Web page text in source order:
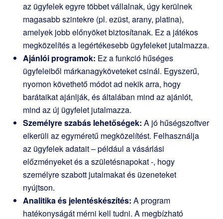
az ügyfelek egyre többet vállalnak, úgy kerülnek
magasabb szintekre (pl. ezüst, arany, platina),
amelyek jobb előnyöket biztosítanak. Ez a játékos
megközelítés a legértékesebb ügyfeleket jutalmazza.
Ajánlói programok: Ez a funkció hűséges
ügyfeleiből márkanagyköveteket csinál. Egyszerű,
nyomon követhető módot ad nekik arra, hogy
barátaikat ajánlják, és általában mind az ajánlót,
mind az új ügyfelet jutalmazza.
Személyre szabás lehetőségek: A jó hűségszoftver
elkerüli az egyméretű megközelítést. Felhasználja
az ügyfelek adatait – például a vásárlási
előzményeket és a születésnapokat -, hogy
személyre szabott jutalmakat és üzeneteket
nyújtson.
Analitika és jelentéskészítés: A program
hatékonyságát mérni kell tudni. A megbízható